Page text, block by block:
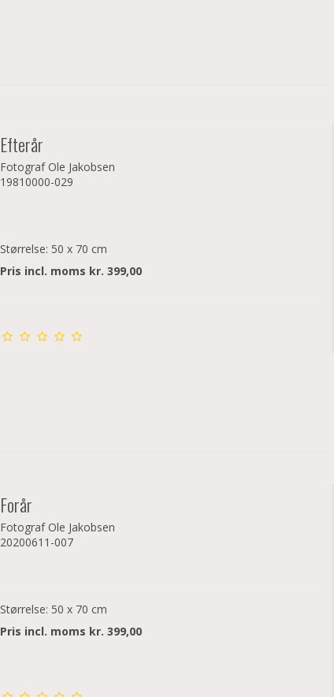
Efterår
Fotograf Ole Jakobsen
19810000-029
Størrelse: 50 x 70 cm
Pris incl. moms kr. 399,00
Forår
Fotograf Ole Jakobsen
20200611-007
Størrelse: 50 x 70 cm
Pris incl. moms kr. 399,00